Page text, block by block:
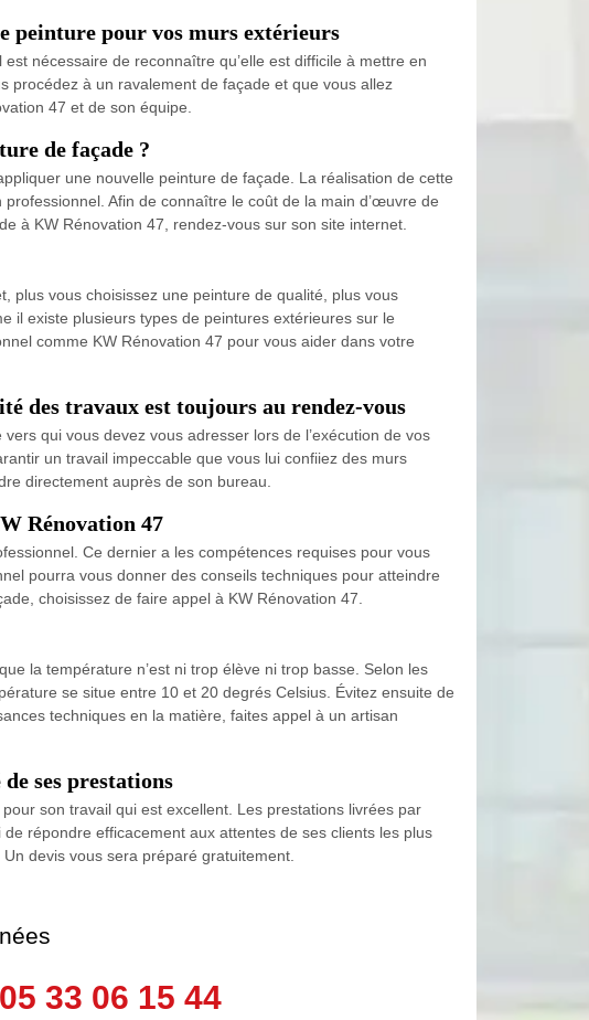
peinture pour vos murs extérieurs
nécessaire de reconnaître qu’elle est difficile à mettre en
procédez à un ravalement de façade et que vous allez
47 et de son équipe.
de façade ?
une nouvelle peinture de façade. La réalisation de cette
Afin de connaître le coût de la main d’œuvre de
à KW Rénovation 47, rendez-vous sur son site internet.
plus vous choisissez une peinture de qualité, plus vous
il existe plusieurs types de peintures extérieures sur le
comme KW Rénovation 47 pour vous aider dans votre
des travaux est toujours au rendez-vous
qui vous devez vous adresser lors de l’exécution de vos
un travail impeccable que vous lui confiiez des murs
directement auprès de son bureau.
Rénovation 47
Ce dernier a les compétences requises pour vous
pourra vous donner des conseils techniques pour atteindre
choisissez de faire appel à KW Rénovation 47.
la température n’est ni trop élève ni trop basse. Selon les
se situe entre 10 et 20 degrés Celsius. Évitez ensuite de
techniques en la matière, faites appel à un artisan
ses prestations
son travail qui est excellent. Les prestations livrées par
répondre efficacement aux attentes de ses clients les plus
devis vous sera préparé gratuitement.
05 33 06 15 44